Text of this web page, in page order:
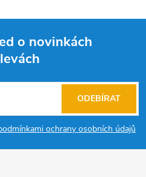
o novinkách
ochrany osobních údajů
ODEBÍRAT